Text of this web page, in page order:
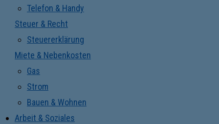
Telefon & Handy
Steuer & Recht
Steuererklärung
Miete & Nebenkosten
Gas
Strom
Bauen & Wohnen
Arbeit & Soziales